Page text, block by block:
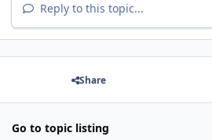
Reply to this topic...
Share
Go to topic listing